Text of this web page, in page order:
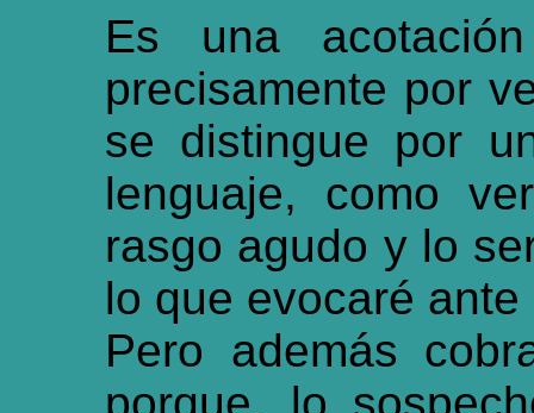
Es una
precisamente por
se distingue por
lenguaje, como
rasgo agudo y lo
lo que evocaré
Pero además